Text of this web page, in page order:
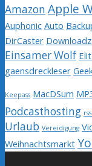
Amazon Apple
Auphonic Auto
DirCaster
Einsamer Wolf
gaensdreckleser
Keepass MacDSum
Podcasthosting
Urlaub Vereidigung
Weihnachtsmarkt